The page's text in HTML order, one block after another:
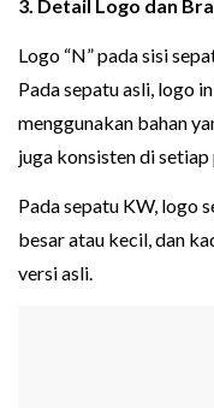
3. Detail Logo dan
Logo “N” pada sisi
Pada sepatu asli, logo
menggunakan bahan
juga konsisten di
Pada sepatu KW, logo
besar atau kecil, dan
versi asli.